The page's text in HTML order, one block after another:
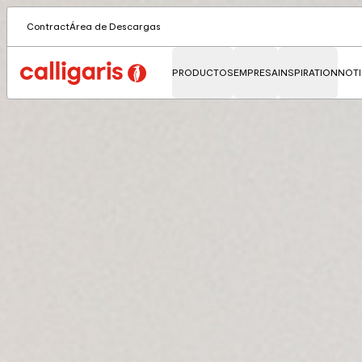
ContractÁrea de Descargas
PRODUCTOSEMPRESAINSPIRATION